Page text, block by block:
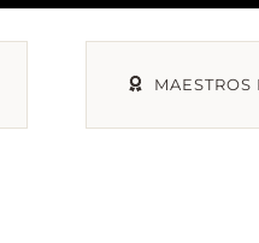
MAESTROS